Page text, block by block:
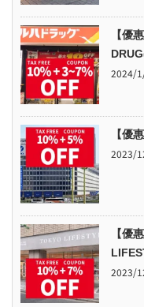
【優
2024/
【優
2023/
【優
2023/